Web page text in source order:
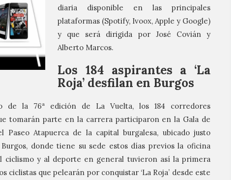
diaria disponible en las principales
plataformas (Spotify, Ivoox, Apple y Google)
y que será dirigida por José Covián y
Alberto Marcos.
Los 184 aspirantes a ‘La
Roja’ desfilan en Burgos
de la 76ª edición de La Vuelta, los 184 corredores
tomarán parte en la carrera participaron en la Gala de
Paseo Atapuerca de la capital burgalesa, ubicado justo
donde tiene su sede estos días previos la oficina
ciclismo y al deporte en general tuvieron así la primera
ciclistas que pelearán por conquistar ‘La Roja’ desde este